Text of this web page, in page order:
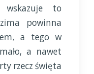
wskazuje to
powinna
a tego w
a nawet
rzecz święta